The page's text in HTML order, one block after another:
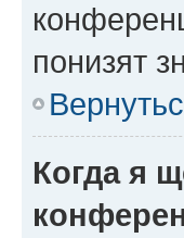
понизят
Когда я